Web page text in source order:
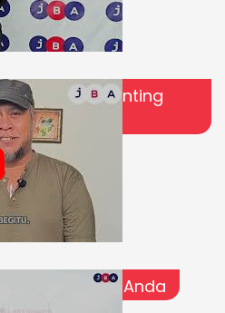
Bagian Terpenting
JBA Bersama Anda